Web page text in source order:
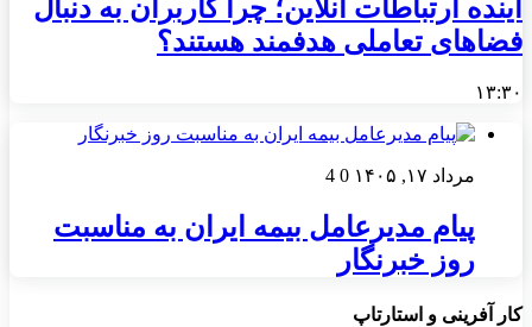
آینده ارتباطات آنلاین؛ چرا کاربران به دنبال
فضاهای تعاملی هدفمند هستند؟
۱۳:۳۰
مرداد ۱۷, ۱۴۰۵ 0
4
پیام مدیرعامل بیمه ایران به مناسبت
روز خبرنگار
کار آفرینی و استارتاپ